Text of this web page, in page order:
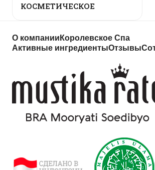
КОСМЕТИЧЕСКОЕ
О компании Королевское Спа
Активные ингредиентыОтзывы